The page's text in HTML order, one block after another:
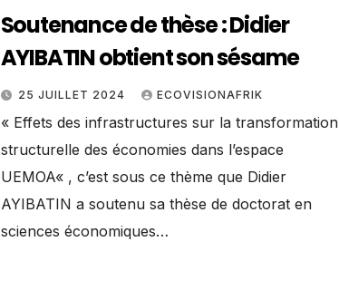
Soutenance de thèse : Didier
AYIBATIN obtient son sésame
25 JUILLET 2024 ECOVISIONAFRIK
« Effets des infrastructures sur la transformation
structurelle des économies dans l’espace
UEMOA« , c’est sous ce thème que Didier
AYIBATIN a soutenu sa thèse de doctorat en
sciences économiques…